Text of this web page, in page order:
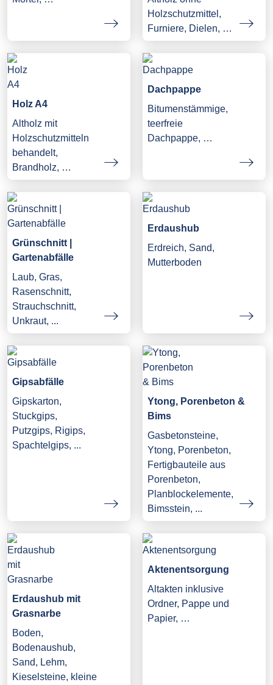
Holzschutzmittel,
Furniere, Dielen, …
Holz A4
Altholz mit
Holzschutzmitteln
behandelt,
Brandholz, …
Dachpappe
Bitumenstämmige,
teerfreie
Dachpappe, …
Grünschnitt |
Gartenabfälle
Laub, Gras,
Rasenschnitt,
Strauchschnitt,
Unkraut, ...
Erdaushub
Erdreich, Sand,
Mutterboden
Gipsabfälle
Gipskarton,
Stuckgips,
Putzgips, Rigips,
Spachtelgips, ...
Ytong, Porenbeton &
Bims
Gasbetonsteine,
Ytong, Porenbeton,
Fertigbauteile aus
Porenbeton,
Planblockelemente,
Bimsstein, ...
Erdaushub mit
Grasnarbe
Boden,
Bodenaushub,
Sand, Lehm,
Kieselsteine, kleine
Aktenentsorgung
Altakten inklusive
Ordner, Pappe und
Papier, …